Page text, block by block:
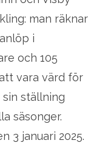
man räknar
i
och 105
vara värd för
ställning
säsonger.
3 januari 2025.